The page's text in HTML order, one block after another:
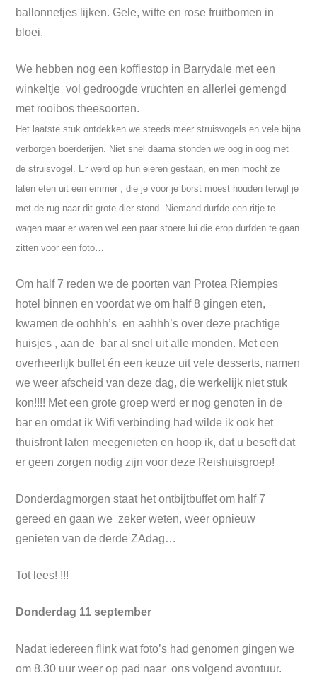
ballonnetjes lijken. Gele, witte en rose fruitbomen in
bloei.
We hebben nog een koffiestop in Barrydale met een
winkeltje vol gedroogde vruchten en allerlei gemengd
met rooibos theesoorten.
Het laatste stuk ontdekken we steeds meer struisvogels en vele bijna
verborgen boerderijen. Niet snel daarna stonden we oog in oog met
de struisvogel. Er werd op hun eieren gestaan, en men mocht ze
laten eten uit een emmer , die je voor je borst moest houden terwijl je
met de rug naar dit grote dier stond. Niemand durfde een ritje te
wagen maar er waren wel een paar stoere lui die erop durfden te gaan
zitten voor een foto…
Om half 7 reden we de poorten van Protea Riempies
hotel binnen en voordat we om half 8 gingen eten,
kwamen de oohhh’s en aahhh’s over deze prachtige
huisjes , aan de bar al snel uit alle monden. Met een
overheerlijk buffet én een keuze uit vele desserts, namen
we weer afscheid van deze dag, die werkelijk niet stuk
kon!!!! Met een grote groep werd er nog genoten in de
bar en omdat ik Wifi verbinding had wilde ik ook het
thuisfront laten meegenieten en hoop ik, dat u beseft dat
er geen zorgen nodig zijn voor deze Reishuisgroep!
Donderdagmorgen staat het ontbijtbuffet om half 7
gereed en gaan we zeker weten, weer opnieuw
genieten van de derde ZAdag…
Tot lees! !!!
Donderdag 11 september
Nadat iedereen flink wat foto’s had genomen gingen we
om 8.30 uur weer op pad naar ons volgend avontuur.